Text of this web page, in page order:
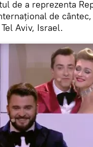
de a reprezenta
de
Aviv, Israel.